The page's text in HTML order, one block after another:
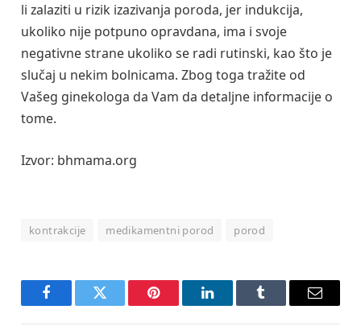
li zalaziti u rizik izazivanja poroda, jer indukcija,
ukoliko nije potpuno opravdana, ima i svoje
negativne strane ukoliko se radi rutinski, kao što je
slučaj u nekim bolnicama. Zbog toga tražite od
Vašeg ginekologa da Vam da detaljne informacije o
tome.
Izvor: bhmama.org
kontrakcije medikamentni porod porod
FacebookTwitter Pinterest LinkedInTumblr Email